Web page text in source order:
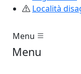
Località
Menu
Menu